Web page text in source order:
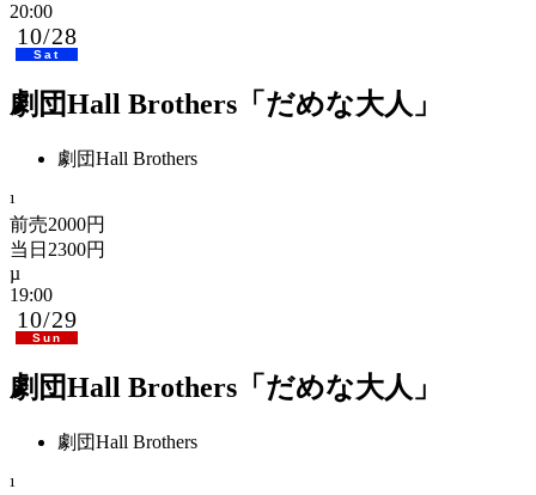
20:00
10/28
Sat
劇団Hall Brothers「だめな大人」
劇団Hall Brothers
前売2000円
当日2300円
19:00
10/29
Sun
劇団Hall Brothers「だめな大人」
劇団Hall Brothers